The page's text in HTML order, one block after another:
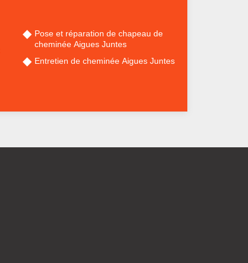
Pose et réparation de chapeau de
cheminée Aigues Juntes
Entretien de cheminée Aigues Juntes